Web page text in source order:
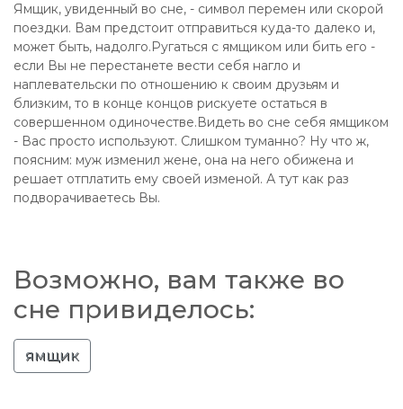
Ямщик, увиденный во сне, - символ перемен или скорой
поездки. Вам предстоит отправиться куда-то далеко и,
может быть, надолго.Ругаться с ямщиком или бить его -
если Вы не перестанете вести себя нагло и
наплевательски по отношению к своим друзьям и
близким, то в конце концов рискуете остаться в
совершенном одиночестве.Видеть во сне себя ямщиком
- Вас просто используют. Слишком туманно? Ну что ж,
поясним: муж изменил жене, она на него обижена и
решает отплатить ему своей изменой. А тут как раз
подворачиваетесь Вы.
Возможно, вам также во
сне привиделось:
ямщик